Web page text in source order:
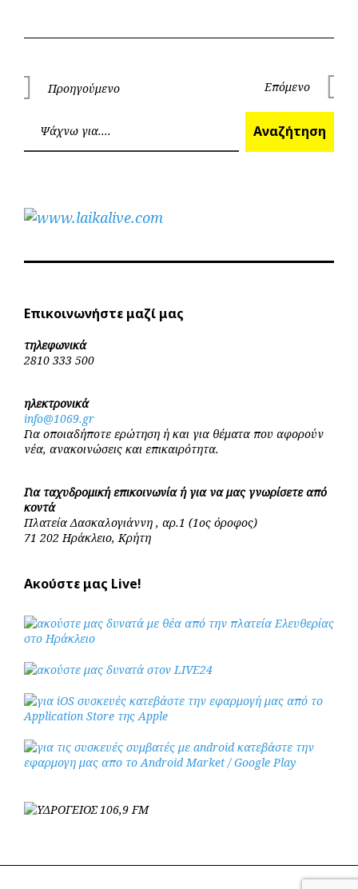
Πλοήγηση
άρθρων
Προηγούμενο Επόμενο
Αναζήτηση
Επικοινωνήστε μαζί μας
τηλεφωνικά
2810 333 500
ηλεκτρονικά
info@1069.gr
Για οποιαδήποτε ερώτηση ή και για θέματα που αφορούν
νέα, ανακοινώσεις και επικαιρότητα.
Για ταχυδρομική επικοινωνία ή για να μας γνωρίσετε από
κοντά
Πλατεία Δασκαλογιάννη , αρ.1 (1ος όροφος)
71 202 Ηράκλειο, Κρήτη
Ακούστε μας Live!